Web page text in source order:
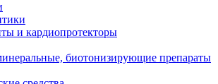
и кардиопротекторы
биотонизирующие препараты